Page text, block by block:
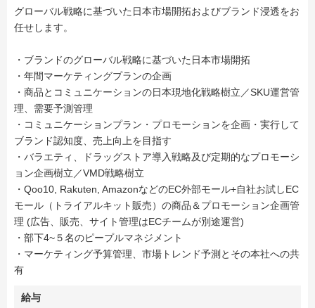
グローバル戦略に基づいた日本市場開拓およびブランド浸透をお
任せします。
・ブランドのグローバル戦略に基づいた日本市場開拓
・年間マーケティングプランの企画
・商品とコミュニケーションの日本現地化戦略樹立／SKU運営管
理、需要予測管理
・コミュニケーションプラン・プロモーションを企画・実行して
ブランド認知度、売上向上を目指す
・バラエティ、ドラッグストア導入戦略及び定期的なプロモーシ
ョン企画樹立／VMD戦略樹立
・Qoo10, Rakuten, AmazonなどのEC外部モール+自社お試しEC
モール（トライアルキット販売）の商品＆プロモーション企画管
理 (広告、販売、サイト管理はECチームが別途運営)
・部下4~５名のピープルマネジメント
・マーケティング予算管理、市場トレンド予測とその本社への共
有
給与